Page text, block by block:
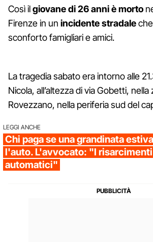
Così ilgiovane di 26 anni è morto
Firenze in un incidente stradale
sconforto famigliari e amici.
La tragedia sabato era intorno alle
Nicola, all’altezza di via Gobetti, nella
Rovezzano, nella periferia sud del
LEGGI ANCHE
Chi paga se una grandinata
l'auto. L'avvocato: "I
automatici"